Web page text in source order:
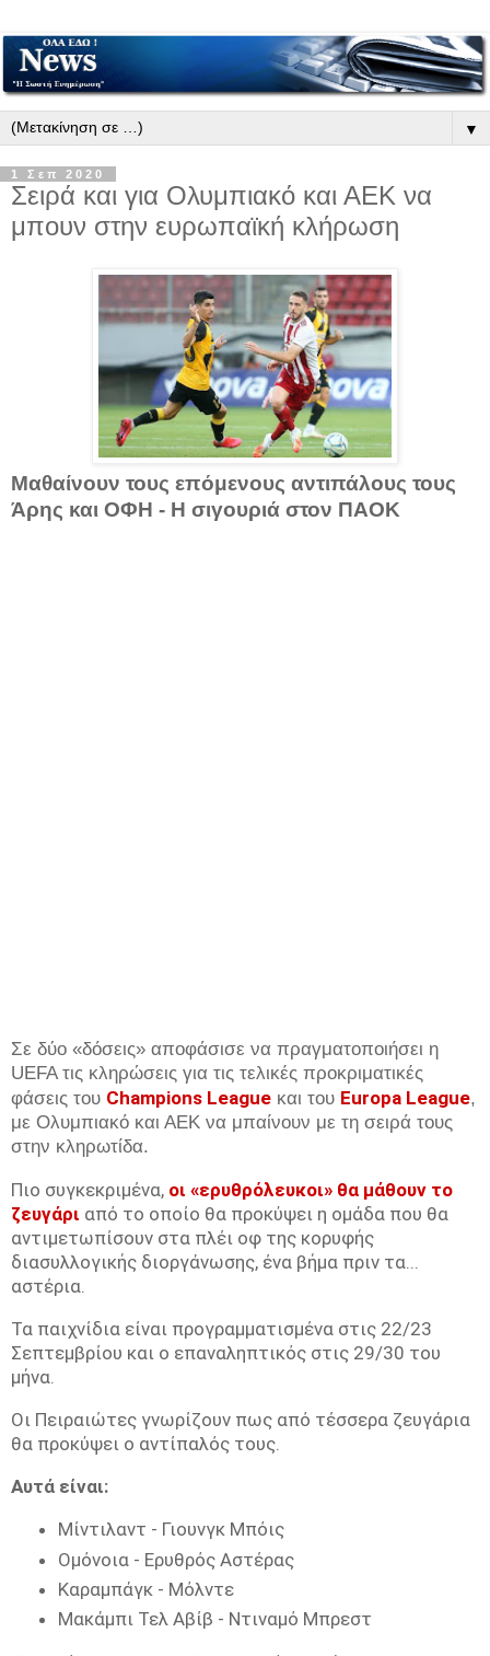
▼
1 Σεπ 2020
Σειρά και για Ολυμπιακό και ΑΕΚ να
μπουν στην ευρωπαϊκή κλήρωση
Μαθαίνουν τους επόμενους αντιπάλους τους
Άρης και ΟΦΗ - Η σιγουριά στον ΠΑΟΚ
Σε δύο «δόσεις» αποφάσισε να πραγματοποιήσει η
UEFA τις κληρώσεις για τις τελικές προκριματικές
φάσεις του Champions League και του Europa League,
με Ολυμπιακό και ΑΕΚ να μπαίνουν με τη σειρά τους
στην κληρωτίδα.
Πιο συγκεκριμένα, οι «ερυθρόλευκοι» θα μάθουν το
ζευγάρι από το οποίο θα προκύψει η ομάδα που θα
αντιμετωπίσουν στα πλέι οφ της κορυφής
διασυλλογικής διοργάνωσης, ένα βήμα πριν τα...
αστέρια.
Τα παιχνίδια είναι προγραμματισμένα στις 22/23
Σεπτεμβρίου και ο επαναληπτικός στις 29/30 του
μήνα.
Οι Πειραιώτες γνωρίζουν πως από τέσσερα ζευγάρια
θα προκύψει ο αντίπαλός τους.
Αυτά είναι:
Μίντιλαντ - Γιουνγκ Μπόις
Ομόνοια - Ερυθρός Αστέρας
Καραμπάγκ - Μόλντε
Μακάμπι Τελ Αβίβ - Ντιναμό Μπρεστ